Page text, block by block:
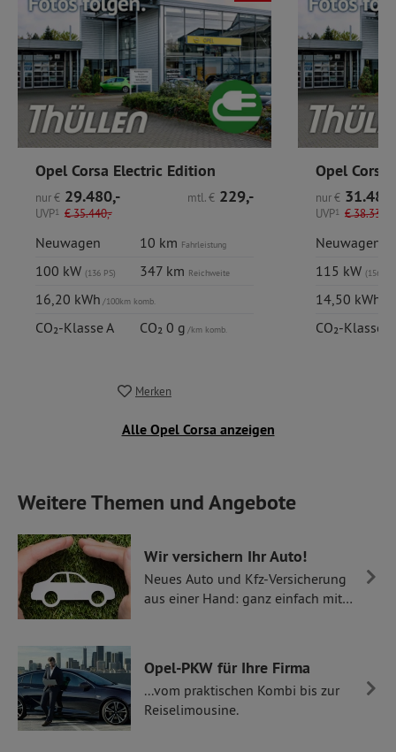
Opel Corsa Electric Edition
nur€ 29.480,-
UVP1 €35.440,-
mtl.€ 229,-
Neuwagen 10 km Fahrleistung
100 kW (136 PS) 347 km Reichweite
16,20 kWh/100km komb.
CO₂-Klasse A CO₂ 0 g/km komb.
Merken
Opel Corsa
nur€
UVP1 €38.335,-
Neuwagen
115 kW (156 PS)
14,50 kWh
CO₂-Klasse A
Alle Opel Corsa anzeigen
Weitere Themen und Angebote
Wir versichern Ihr Auto!
Neues Auto und Kfz-Versicherung
aus einer Hand: ganz einfach mit
Opel-PKW für Ihre Firma
...vom praktischen Kombi bis zur
Reiselimousine.